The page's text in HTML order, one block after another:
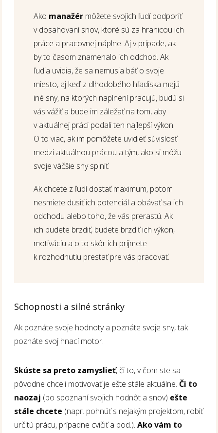
Ako manažér môžete svojich ľudí podporiť
v dosahovaní snov, ktoré sú za hranicou ich
práce a pracovnej náplne. Aj v prípade, ak
by to časom znamenalo ich odchod. Ak
ľudia uvidia, že sa nemusia báť o svoje
miesto, aj keď z dlhodobého hľadiska majú
iné sny, na ktorých naplnení pracujú, budú si
vás vážiť a bude im záležať na tom, aby
v aktuálnej práci podali ten najlepší výkon.
O to viac, ak im pomôžete uvidieť súvislosť
medzi aktuálnou prácou a tým, ako si môžu
svoje väčšie sny splniť.
Ak chcete z ľudí dostať maximum, potom
nesmiete dusiť ich potenciál a obávať sa ich
odchodu alebo toho, že vás prerastú. Ak
ich budete brzdiť, budete brzdiť ich výkon,
motiváciu a o to skôr ich prijmete
k rozhodnutiu prestať pre vás pracovať.
Schopnosti a silné stránky
Ak poznáte svoje hodnoty a poznáte svoje sny, tak
poznáte svoj hnací motor.
Skúste sa preto zamyslieť, či to, v čom ste sa
pôvodne chceli motivovať je ešte stále aktuálne. Či to
naozaj (po spoznaní svojich hodnôt a snov) ešte
stále chcete (napr. pohnúť s nejakým projektom, robiť
určitú prácu, prípadne cvičiť a pod.).Ako vám to